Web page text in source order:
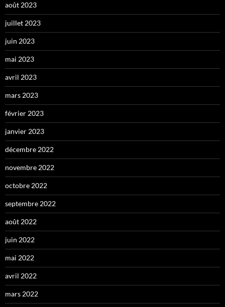
août 2023
juillet 2023
juin 2023
mai 2023
avril 2023
mars 2023
février 2023
janvier 2023
décembre 2022
novembre 2022
octobre 2022
septembre 2022
août 2022
juin 2022
mai 2022
avril 2022
mars 2022